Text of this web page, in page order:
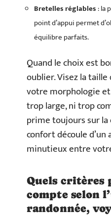
Bretelles réglables: la
point d’appui permet
équilibre parfaits.
Quand le choix est
oublier. Visez la
votre morphologie
trop large, ni trop
prime toujours sur la
confort découle
minutieux entre
Quels critères
compte selon
randonnée,